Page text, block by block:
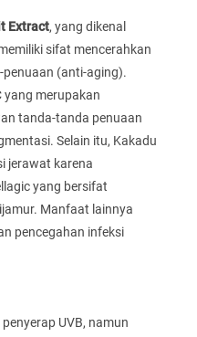
Extract, yang dikenal
sifat mencerahkan
(anti-aging).
yang merupakan
tanda-tanda penuaan
Selain itu, Kakadu
jerawat karena
yang bersifat
Manfaat lainnya
pencegahan infeksi
UVB, namun